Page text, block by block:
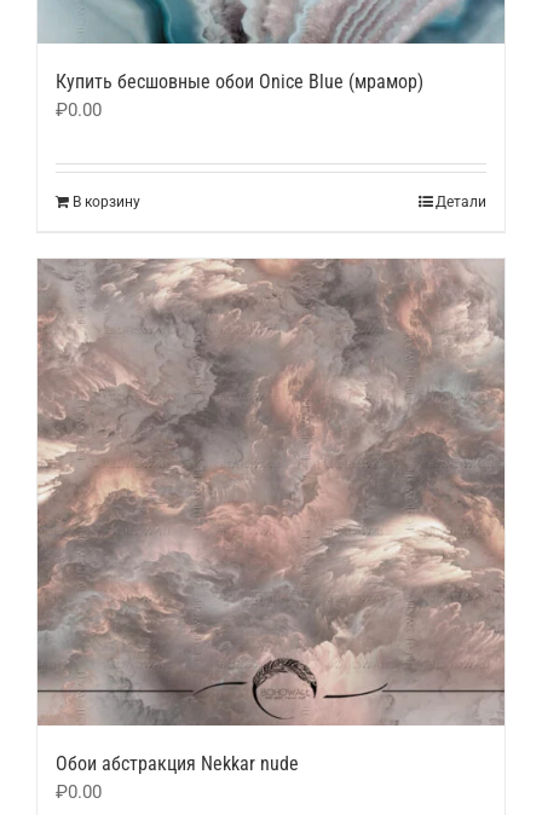
Купить бесшовные обои Onice Blue (мрамор)
₽0.00
В корзину Детали
Обои абстракция Nekkar nude
₽0.00